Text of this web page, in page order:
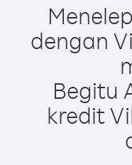
dengan
Begitu
kredit